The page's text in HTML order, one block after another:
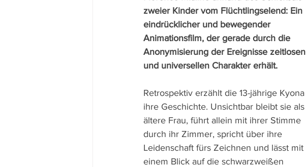
zweier Kinder vom Flüchtlingselend: Ein
eindrücklicher und bewegender
Animationsfilm, der gerade durch die
Anonymisierung der Ereignisse zeitlosen
und universellen Charakter erhält.
Retrospektiv erzählt die 13-jährige Kyona
ihre Geschichte. Unsichtbar bleibt sie als
ältere Frau, führt allein mit ihrer Stimme
durch ihr Zimmer, spricht über ihre
Leidenschaft fürs Zeichnen und lässt mit
einem Blick auf die schwarzweißen